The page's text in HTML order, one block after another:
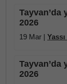
Tayvan’da
2026
19 Mar |
Tayvan’da
2026